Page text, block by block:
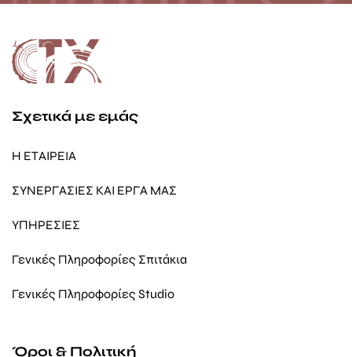
Σχετικά με εμάς
Η ΕΤΑΙΡΕΙΑ
ΣΥΝΕΡΓΑΣΙΕΣ ΚΑΙ ΕΡΓΑ ΜΑΣ
ΥΠΗΡΕΣΙΕΣ
Γενικές Πληροφορίες Σπιτάκια
Γενικές Πληροφορίες Studio
Όροι & Πολιτική